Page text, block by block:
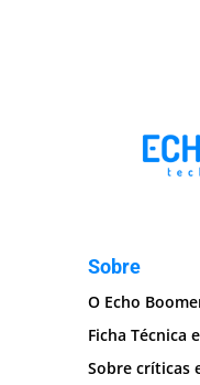
Sobre
O Echo
Ficha Técnica
Sobre críticas